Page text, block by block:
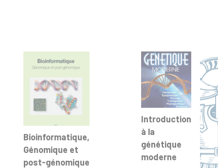
Bioinformatique,
Génomique et
post-génomique
Introduction
à la
génétique
moderne